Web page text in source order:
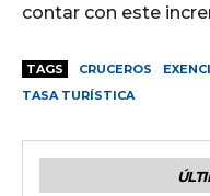
contar con este
TAGS CRUCEROS
TASA TURÍSTICA